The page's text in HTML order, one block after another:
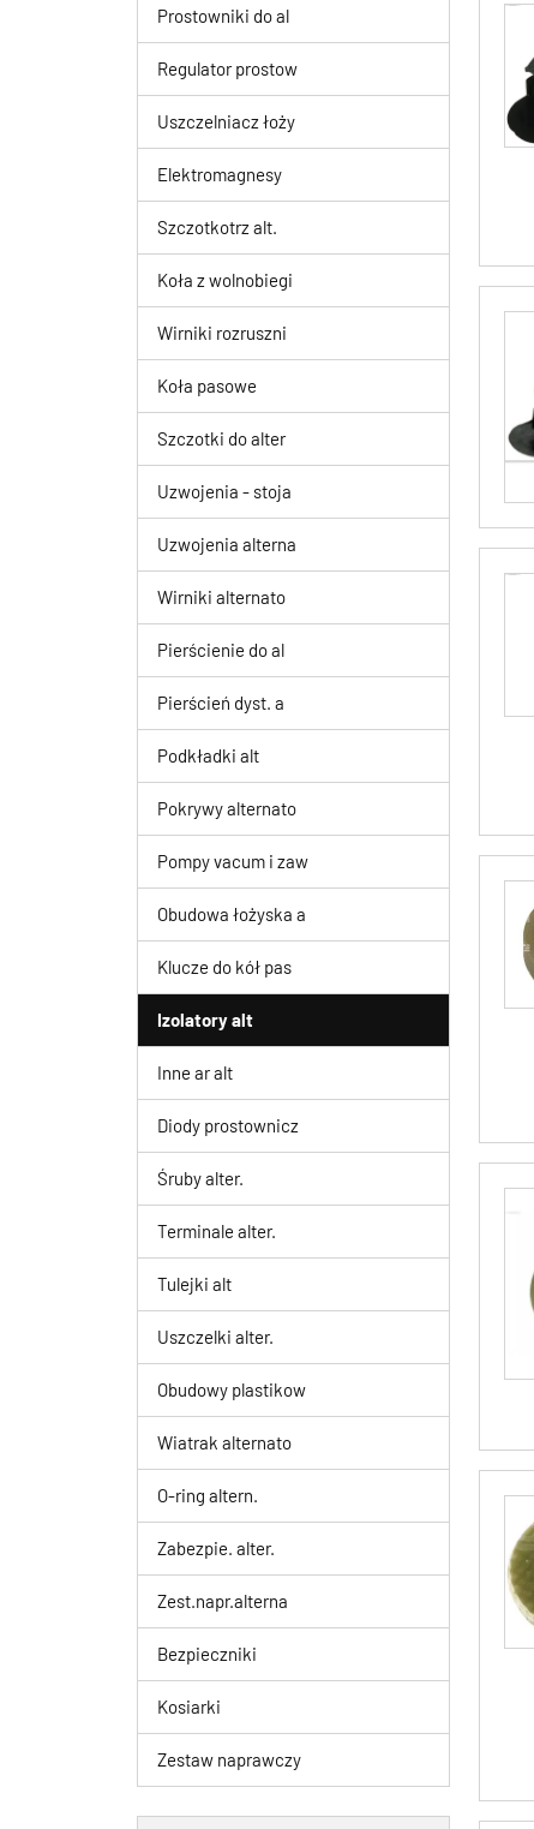
Prostowniki do al
Regulator prostow
Uszczelniacz łoży
Elektromagnesy
Szczotkotrz alt.
Koła z wolnobiegi
Wirniki rozruszni
Koła pasowe
Szczotki do alter
Uzwojenia - stoja
Uzwojenia alterna
Wirniki alternato
Pierścienie do al
Pierścień dyst. a
Podkładki alt
Pokrywy alternato
Pompy vacum i zaw
Obudowa łożyska a
Klucze do kół pas
Izolatory alt
Inne ar alt
Diody prostownicz
Śruby alter.
Terminale alter.
Tulejki alt
Uszczelki alter.
Obudowy plastikow
Wiatrak alternato
O-ring altern.
Zabezpie. alter.
Zest.napr.alterna
Bezpieczniki
Kosiarki
Zestaw naprawczy